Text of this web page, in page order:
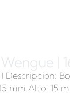
|
Descripción:
mm Alto: 15